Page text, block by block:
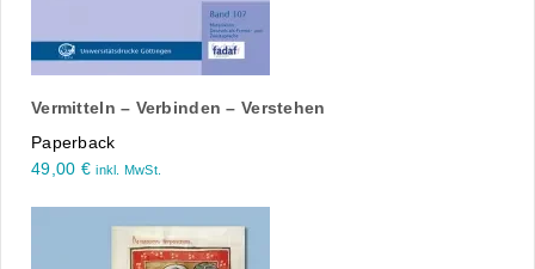
Vermitteln – Verbinden – Verstehen
Paperback
49,00 € inkl. MwSt.